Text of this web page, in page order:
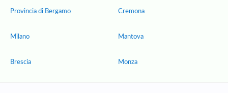
Provincia di Bergamo
Milano
Brescia
Cremona
Mantova
Monza